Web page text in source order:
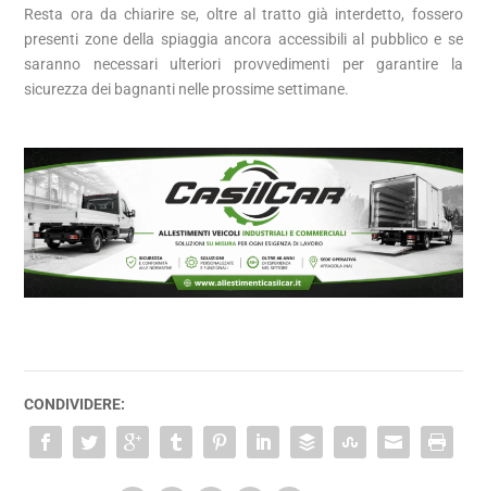
Resta ora da chiarire se, oltre al tratto già interdetto, fossero
presenti zone della spiaggia ancora accessibili al pubblico e se
saranno necessari ulteriori provvedimenti per garantire la
sicurezza dei bagnanti nelle prossime settimane.
CONDIVIDERE: